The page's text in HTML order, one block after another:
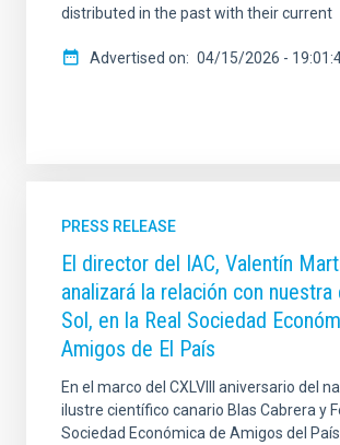
distributed in the past with their current
Advertised on 04/15/2026 -
PRESS RELEASE
El director del IAC, Valentín
analizará la relación con
Sol, en la Real Sociedad
Amigos de El País
En el marco del CXLVIII aniversario del
ilustre científico canario Blas Cabrera y
Sociedad Económica de Amigos del